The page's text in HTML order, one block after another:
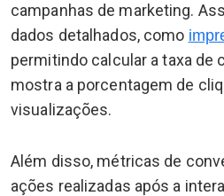
campanhas de marketing.
dados detalhados, como
permitindo calcular a taxa de
mostra a porcentagem de
visualizações.
Além disso, métricas de
ações realizadas após a